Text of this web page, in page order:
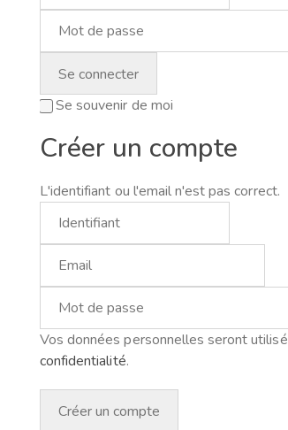
Se souvenir de moi
Créer un compte
L'identifiant ou l'email n'est pas correct.
Vos données personnelles seront
confidentialité.